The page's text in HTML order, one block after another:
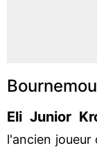
Eli Junior
l'ancien joueur